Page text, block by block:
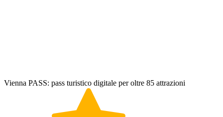
Vienna PASS: pass turistico digitale per oltre 85 attrazioni